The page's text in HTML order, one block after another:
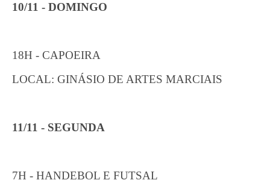
10/11 - DOMINGO
18H - CAPOEIRA
LOCAL: GINÁSIO DE ARTES MARCIAIS
11/11 - SEGUNDA
7H - HANDEBOL E FUTSAL